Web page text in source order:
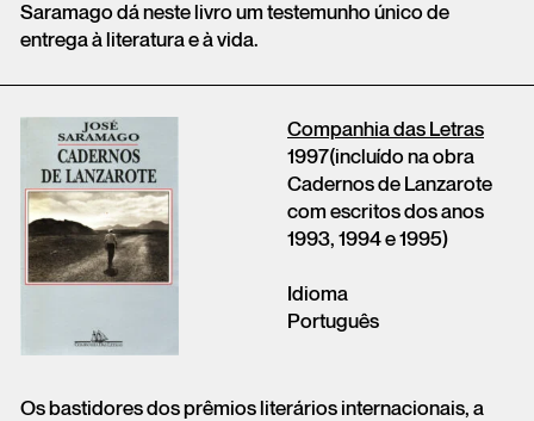
Saramago dá neste livro um testemunho único de
entrega à literatura e à vida.
Companhia das Letras
1997(incluído na obra
Cadernos de Lanzarote
com escritos dos anos
1993, 1994 e 1995)
Idioma
Português
Os bastidores dos prêmios literários internacionais, a